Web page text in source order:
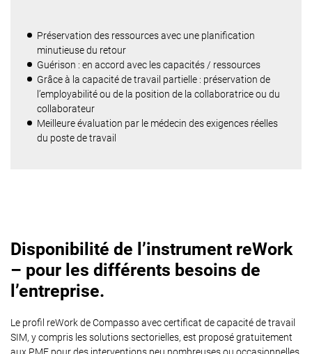
Préservation des ressources avec une planification
minutieuse du retour
Guérison : en accord avec les capacités / ressources
Grâce à la capacité de travail partielle : préservation de
l’employabilité ou de la position de la collaboratrice ou du
collaborateur
Meilleure évaluation par le médecin des exigences réelles
du poste de travail
Disponibilité de l’instrument reWork
– pour les différents besoins de
l’entreprise.
Le profil reWork de Compasso avec certificat de capacité de travail
SIM, y compris les solutions sectorielles, est proposé gratuitement